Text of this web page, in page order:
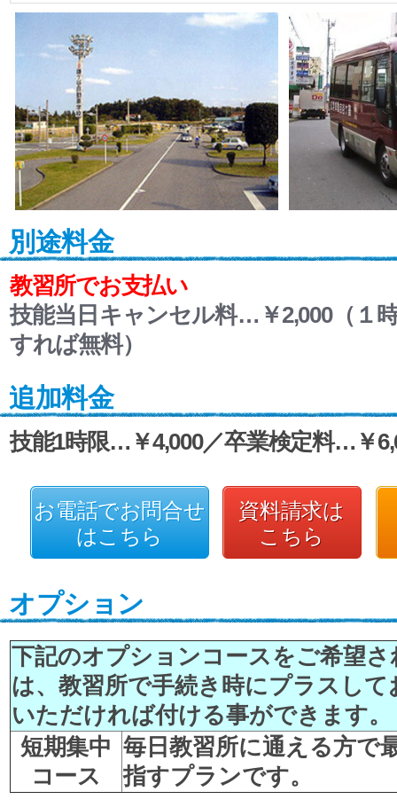
別途料金
教習所でお支払い
技能当日キャンセル料…￥2,000（１
すれば無料）
追加料金
技能1時限…￥4,000／卒業検定料…￥
お電話でお問合せ
はこちら
資料請求は
こちら
オプション
下記のオプションコースをご希望さ
は、教習所で手続き時にプラスして
いただければ付ける事ができます。
短期集中
コース
毎日教習所に通える方で
指すプランです。